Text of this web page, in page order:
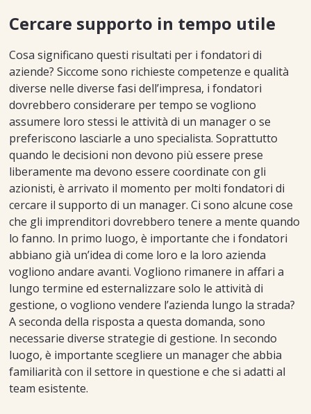
Cercare supporto in tempo utile
Cosa significano questi risultati per i fondatori di
aziende? Siccome sono richieste competenze e qualità
diverse nelle diverse fasi dell’impresa, i fondatori
dovrebbero considerare per tempo se vogliono
assumere loro stessi le attività di un manager o se
preferiscono lasciarle a uno specialista. Soprattutto
quando le decisioni non devono più essere prese
liberamente ma devono essere coordinate con gli
azionisti, è arrivato il momento per molti fondatori di
cercare il supporto di un manager. Ci sono alcune cose
che gli imprenditori dovrebbero tenere a mente quando
lo fanno. In primo luogo, è importante che i fondatori
abbiano già un’idea di come loro e la loro azienda
vogliono andare avanti. Vogliono rimanere in affari a
lungo termine ed esternalizzare solo le attività di
gestione, o vogliono vendere l’azienda lungo la strada?
A seconda della risposta a questa domanda, sono
necessarie diverse strategie di gestione. In secondo
luogo, è importante scegliere un manager che abbia
familiarità con il settore in questione e che si adatti al
team esistente.